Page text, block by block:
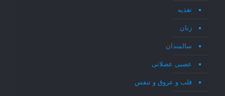
تغذیه
زنان
سالمندان
عصبی عضلانی
قلب و عروق و تنفس